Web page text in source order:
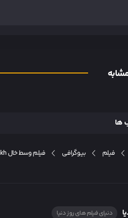
ها
فیلم بیوگرافی فیلم وسط خال Saand Ki Aankh
دنیای فیلم های روز دنیا